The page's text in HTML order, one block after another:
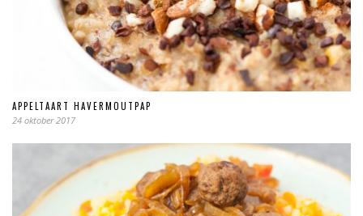
APPELTAART HAVERMOUTPAP
24 oktober 2017